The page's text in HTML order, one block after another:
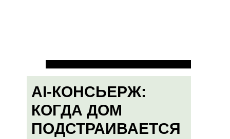
AI-КОНСЬЕРЖ:
КОГДА ДОМ
ПОДСТРАИВАЕТСЯ